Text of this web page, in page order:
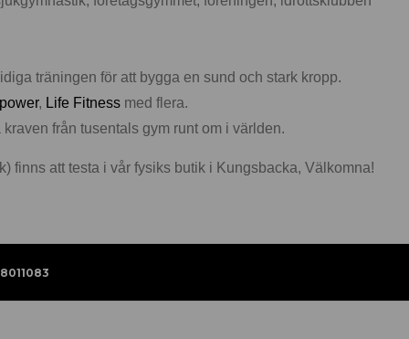
träningen för att bygga en sund och stark kropp.
, Life Fitness med flera.
från tusentals gym runt om i världen.
finns att testa i vår fysiks butik i Kungsbacka, Välkomna!